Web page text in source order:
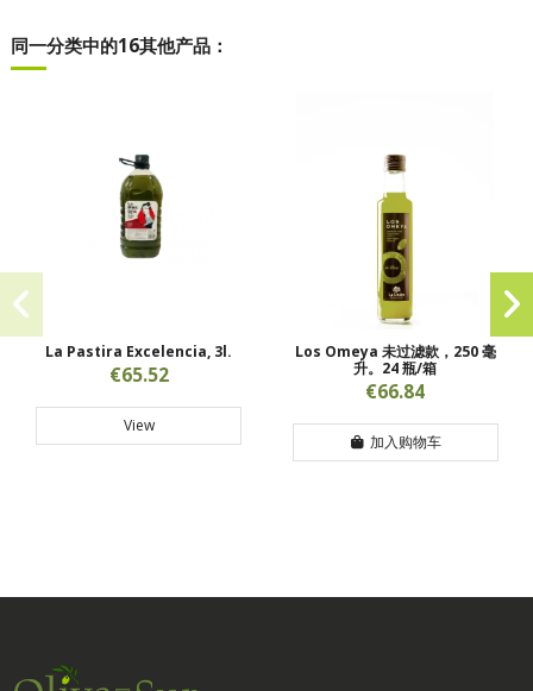
同一分类中的16其他产品：
La Pastira Excelencia, 3l.
€65.52
View
Los Omeya 未过滤款，250 毫
升。24 瓶/箱
€66.84
加入购物车